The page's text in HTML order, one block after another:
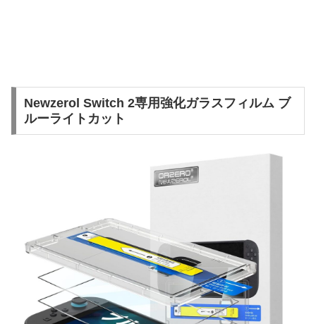
Newzerol Switch 2専用強化ガラスフィルム ブ
ルーライトカット